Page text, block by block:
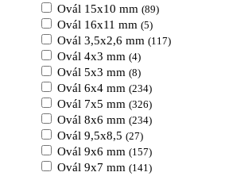
Ovál 15x10 mm (89)
Ovál 16x11 mm (5)
Ovál 3,5x2,6 mm (117)
Ovál 4x3 mm (4)
Ovál 5x3 mm (8)
Ovál 6x4 mm (234)
Ovál 7x5 mm (326)
Ovál 8x6 mm (234)
Ovál 9,5x8,5 (27)
Ovál 9x6 mm (157)
Ovál 9x7 mm (141)